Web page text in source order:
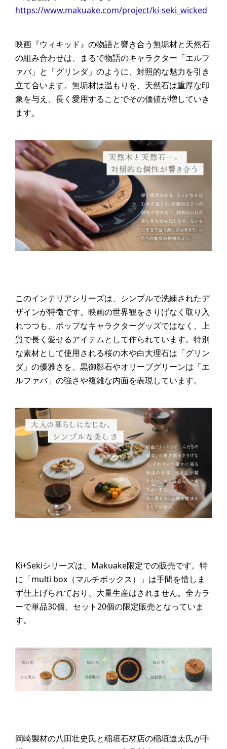
https://www.makuake.com/project/ki-seki_wicked
映画『ウィキッド』の物語と響き合う無垢材と天然石
の組み合わせは、まるで物語のキャラクター「エルフ
ァバ」と「グリンダ」のように、対照的な魅力を引き
立て合います。無垢材は温もりを、天然石は重厚な印
象を与え、長く愛用することでその価値が増していき
ます。
このインテリアシリーズは、シンプルで洗練されたデ
ザインが特徴です。映画の世界観をさりげなく取り入
れつつも、ポップなキャラクターグッズではなく、上
質で長く愛せるアイテムとして作られています。特別
な素材として使用される桜の木や白大理石は「グリン
ダ」の優雅さを、黒御影石やオリーブグリーンは「エ
ルファバ」の強さや複雑な内面を表現しています。
Ki+Sekiシリーズは、Makuake限定での販売です。特
に「multi box（マルチボックス）」は手間を惜しま
ず仕上げられており、大量生産はされません。全カラ
ーで単品30個、セット20個の限定販売となっていま
す。
岡崎製材の八田壮史氏と稲垣石材店の稲垣遼太氏が手